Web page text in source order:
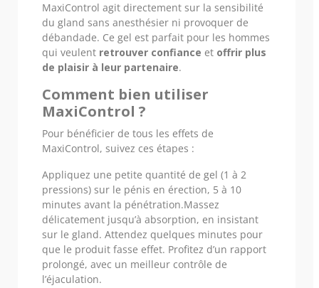
MaxiControl agit directement sur la sensibilité
du gland sans anesthésier ni provoquer de
débandade. Ce gel est parfait pour les hommes
qui veulent retrouver confiance et offrir plus
de plaisir à leur partenaire.
Comment bien utiliser
MaxiControl ?
Pour bénéficier de tous les effets de
MaxiControl, suivez ces étapes :
Appliquez une petite quantité de gel (1 à 2
pressions) sur le pénis en érection, 5 à 10
minutes avant la pénétration.Massez
délicatement jusqu’à absorption, en insistant
sur le gland. Attendez quelques minutes pour
que le produit fasse effet. Profitez d’un rapport
prolongé, avec un meilleur contrôle de
l’éjaculation.